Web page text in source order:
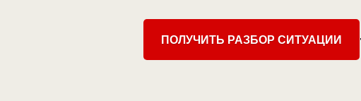
ПОЛУЧИТЬ РАЗБОР СИТУАЦИИ